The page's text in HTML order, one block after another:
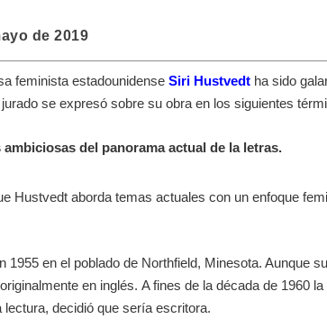
de 2019
feminista estadounidense Siri Hustvedt ha sido
jurado se expresó sobre su obra en los siguientes
del panorama actual de la letras.
Hustvedt aborda temas actuales con un enfoque
1955 en el poblado de Northfield, Minesota. Aunque
en inglés. A fines de la década de 1960
lectura, decidió que sería escritora.